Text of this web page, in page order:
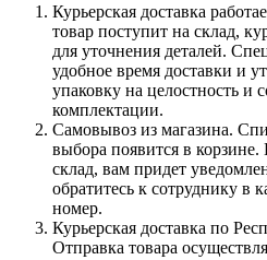
Курьерская доставка
товар поступит на склад,
для уточнения деталей.
удобное время доставки и
упаковку на целостность и
комплектации.
Самовывоз из магазина.
выбора появится в корзине.
склад, вам придет
обратитесь к сотруднику в
номер.
Курьерская доставка по
Отправка товара